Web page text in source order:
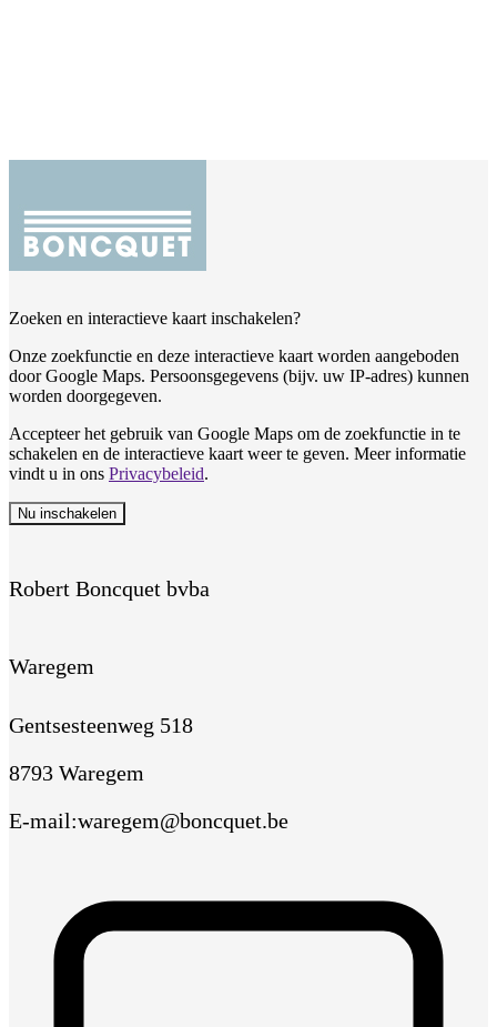
Zoeken en interactieve kaart inschakelen?
Onze zoekfunctie en deze interactieve kaart worden aangeboden
door Google Maps. Persoonsgegevens (bijv. uw IP-adres) kunnen
worden doorgegeven.
Accepteer het gebruik van Google Maps om de zoekfunctie in te
schakelen en de interactieve kaart weer te geven. Meer informatie
vindt u in ons Privacybeleid.
Nu inschakelen
Robert Boncquet bvba
Waregem
Gentsesteenweg 518
8793 Waregem
E-mail:waregem@boncquet.be